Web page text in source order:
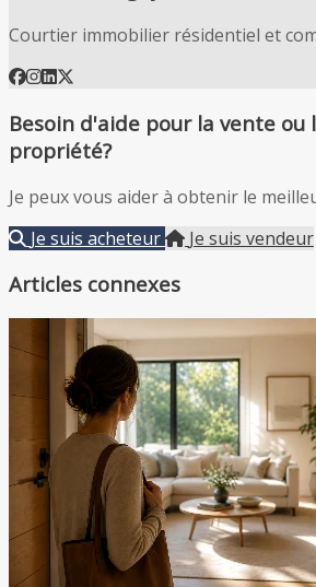
Courtier immobilier résidentiel et
Besoin d'aide pour la vente ou
propriété?
Je peux vous aider à obtenir le
Je suis acheteur
Je suis vendeur
Articles connexes